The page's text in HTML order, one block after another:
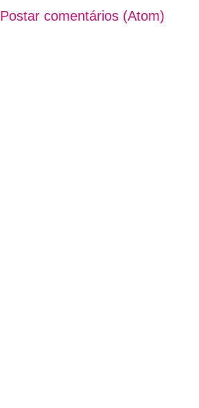
Postar comentários (Atom)